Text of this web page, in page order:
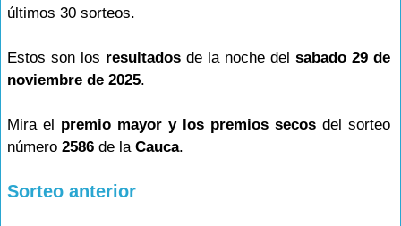
últimos 30 sorteos.
Estos son los resultadosde la noche del sabado 29 de
noviembre de 2025.
Mira el premio mayor y los premios secosdel sorteo
número 2586 de la Cauca.
Sorteo anterior